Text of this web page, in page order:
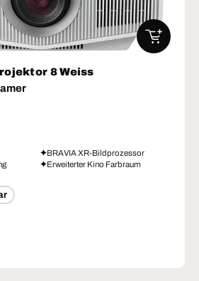
8 Weiss
BRAVIA XR-Bildprozessor
Erweiterter Kino Farbraum
IN DEN